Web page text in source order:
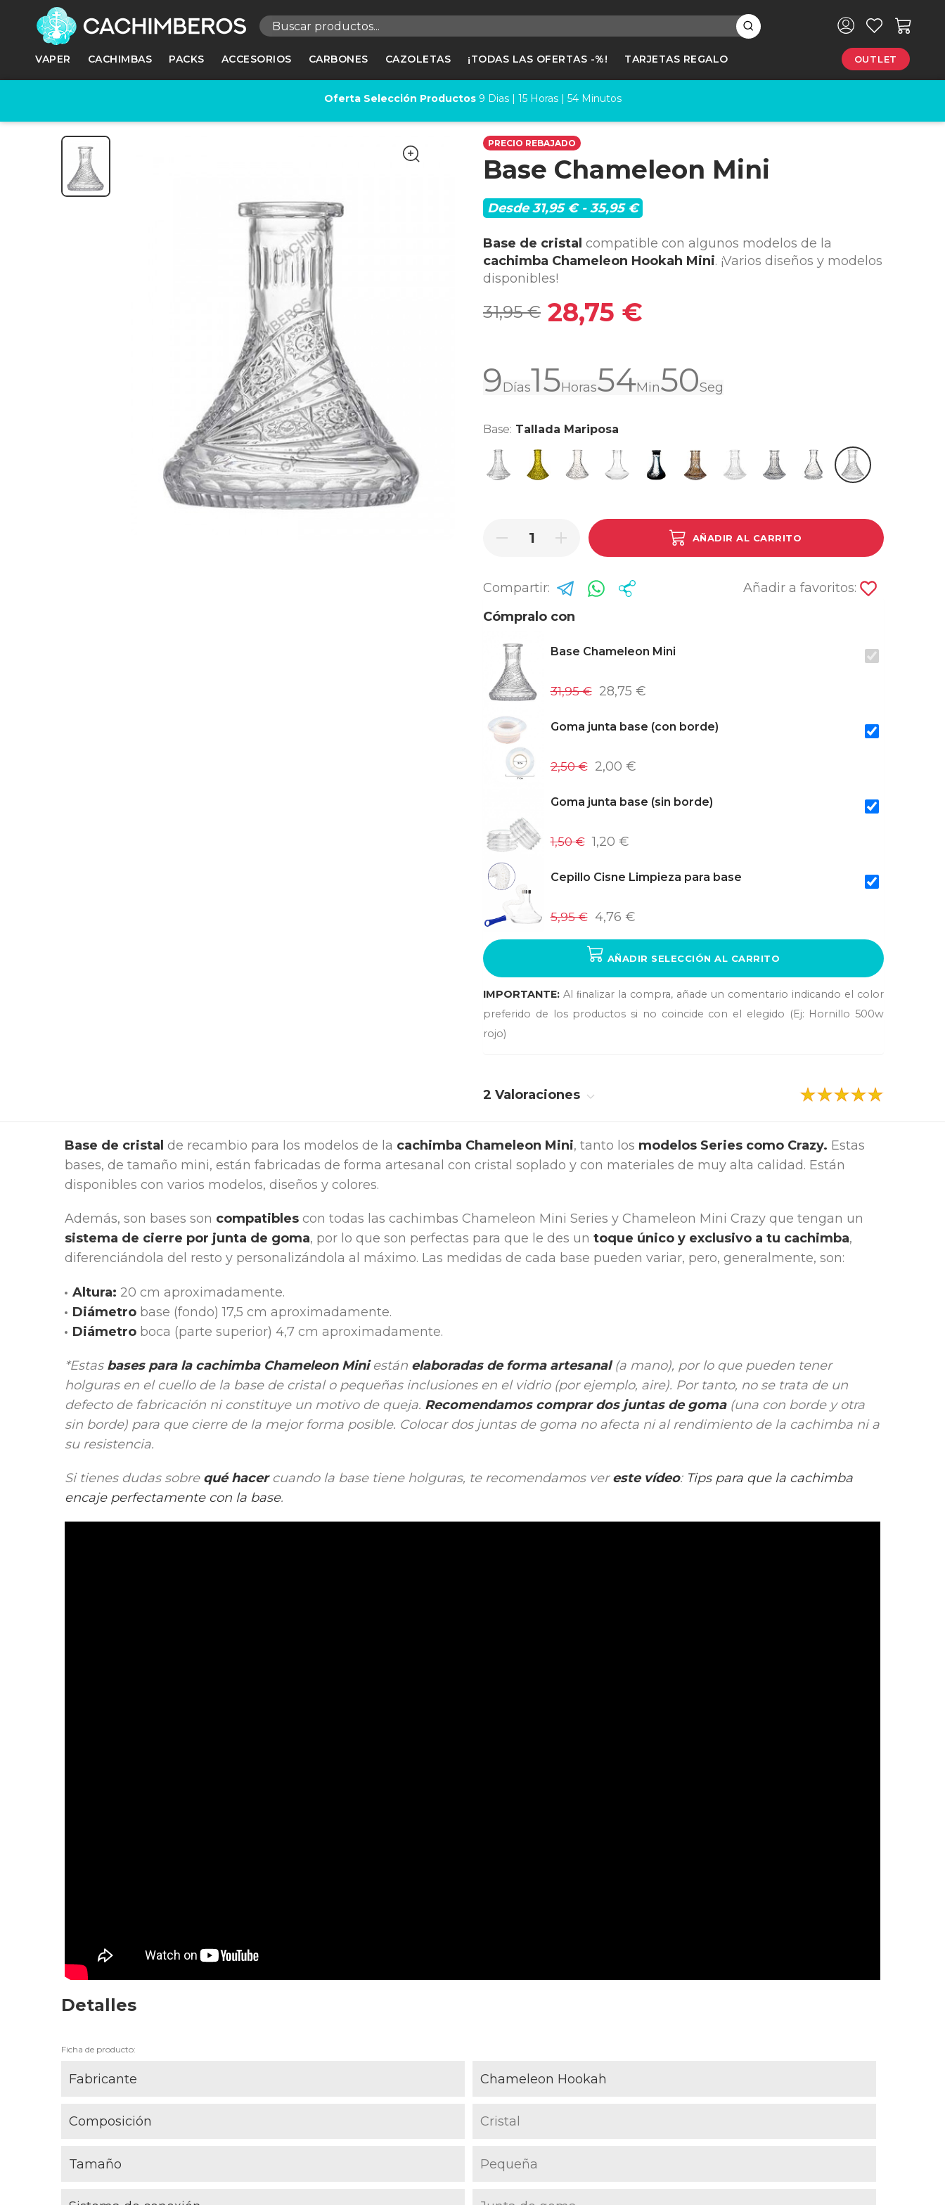
VAPER CACHIMBAS PACKS ACCESORIOS CARBONES CAZOLETAS ¡TODAS LAS OFERTAS -%! TARJETAS REGALO OUTLET
Oferta Selección Productos 9 Dias | 15Horas | 54Minutos
PRECIO REBAJADO
Base Chameleon Mini
Desde 31,95 € - 35,95 €
Base de cristal compatible con algunos modelos de la
cachimba Chameleon Hookah Mini. ¡Varios diseños y modelos
disponibles!
31,95 € 28,75 €
9Días15Horas54Min49Seg
Base: Tallada Mariposa
Indian Lowpoly Amarillo
Lowpoly Clear
Mini ClearMini Frozen Black
Mini Glass A Amber
Mini Glass B Clear
Mini Glass C Clear
Mini Glass F Clear
Tallada Mariposa
AÑADIR AL CARRITO
Compartir:
Añadir a favoritos:
Cómpralo con
Base Chameleon Mini
31,95 € 28,75 €
Goma junta base (con borde)
2,50 € 2,00 €
Goma junta base (sin borde)
1,50 € 1,20 €
Cepillo Cisne Limpieza para base
5,95 € 4,76 €
AÑADIR SELECCIÓN AL CARRITO
IMPORTANTE: Al ﬁnalizar la compra, añade un comentario indicando el color
preferido de los productos si no coincide con el elegido (Ej: Hornillo 500w
rojo)
2 Valoraciones
Base de cristal de recambio para los modelos de la cachimba Chameleon Mini, tanto los modelos Series como Crazy. Estas
bases, de tamaño mini, están fabricadas de forma artesanal con cristal soplado y con materiales de muy alta calidad. Están
disponibles con varios modelos, diseños y colores.
Además, son bases son compatibles con todas las cachimbas Chameleon Mini Series y Chameleon Mini Crazy que tengan un
sistema de cierre por junta de goma, por lo que son perfectas para que le des un toque único y exclusivo a tu cachimba,
diferenciándola del resto y personalizándola al máximo. Las medidas de cada base pueden variar, pero, generalmente, son:
Altura: 20 cm aproximadamente.
Diámetro base (fondo) 17,5 cm aproximadamente.
Diámetro boca (parte superior) 4,7 cm aproximadamente.
*Estas bases para la cachimba Chameleon Miniestán elaboradas de forma artesanal(a mano), por lo que pueden tener
holguras en el cuello de la base de cristal o pequeñas inclusiones en el vidrio (por ejemplo, aire). Por tanto, no se trata de un
defecto de fabricación ni constituye un motivo de queja. Recomendamos comprar dos juntas de goma (una con borde y otra
sin borde) para que cierre de la mejor forma posible. Colocar dos juntas de goma no afecta ni al rendimiento de la cachimba ni a
su resistencia.
Si tienes dudas sobre qué hacercuando la base tiene holguras, te recomendamos vereste vídeo: Tips para que la cachimba
encaje perfectamente con la base.
Detalles
Ficha de producto:
Fabricante Chameleon Hookah
Composición Cristal
Tamaño Pequeña
Registrarse ×
Necesitas hacer login para guardar productos en tu lista de deseos
Registrarse